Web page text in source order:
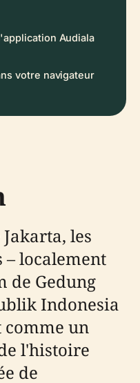
Audiala
votre navigateur
les
localement
de Gedung
Indonesia
comme un
l'histoire
de